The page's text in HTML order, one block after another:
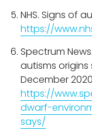
NHS. Signs of
https://
Spectrum
autisms origins
December
https://
dwarf-
says/